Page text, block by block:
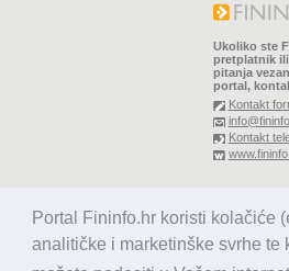
Portal Fininfo.hr koristi kolačiće
analitičke i marketinške svrhe
Ukoliko ste
pretplatnik
pitanja
portal,
Kontakt
Kontakt
Sva prava